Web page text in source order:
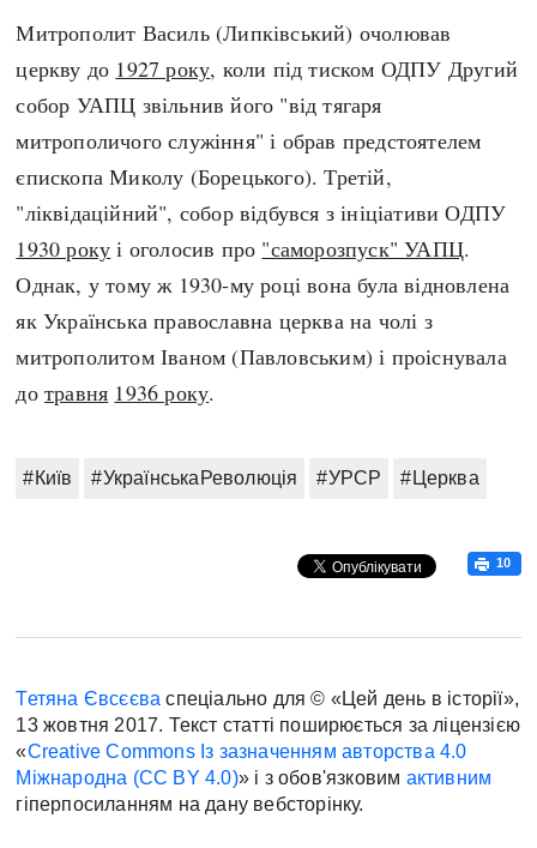
Митрополит Василь (Липківський) очолював
церкву до 1927 року, коли під тиском ОДПУ Другий
собор УАПЦ звільнив його "від тягаря
митрополичого служіння" і обрав предстоятелем
єпископа Миколу (Борецького). Третій,
"ліквідаційний", собор відбувся з ініціативи ОДПУ
1930 року і оголосив про "саморозпуск" УАПЦ.
Однак, у тому ж 1930-му році вона була відновлена
як Українська православна церква на чолі з
митрополитом Іваном (Павловським) і проіснувала
дотравня 1936 року.
#Київ #УкраїнськаРеволюція #УРСР #Церква
10
Тетяна Євсєєва спеціально для © «Цей день в історії»,
13 жовтня 2017. Текст статті поширюється за ліцензією
«Creative Commons Із зазначенням авторства 4.0
Міжнародна (CC BY 4.0)» і з обов'язковим активним
гіперпосиланням на дану вебсторінку.